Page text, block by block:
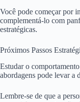
Você pode começar por
complementá-lo com
estratégicas.
Próximos Passos
Estudar o
abordagens pode levar a
Lembre-se de que a